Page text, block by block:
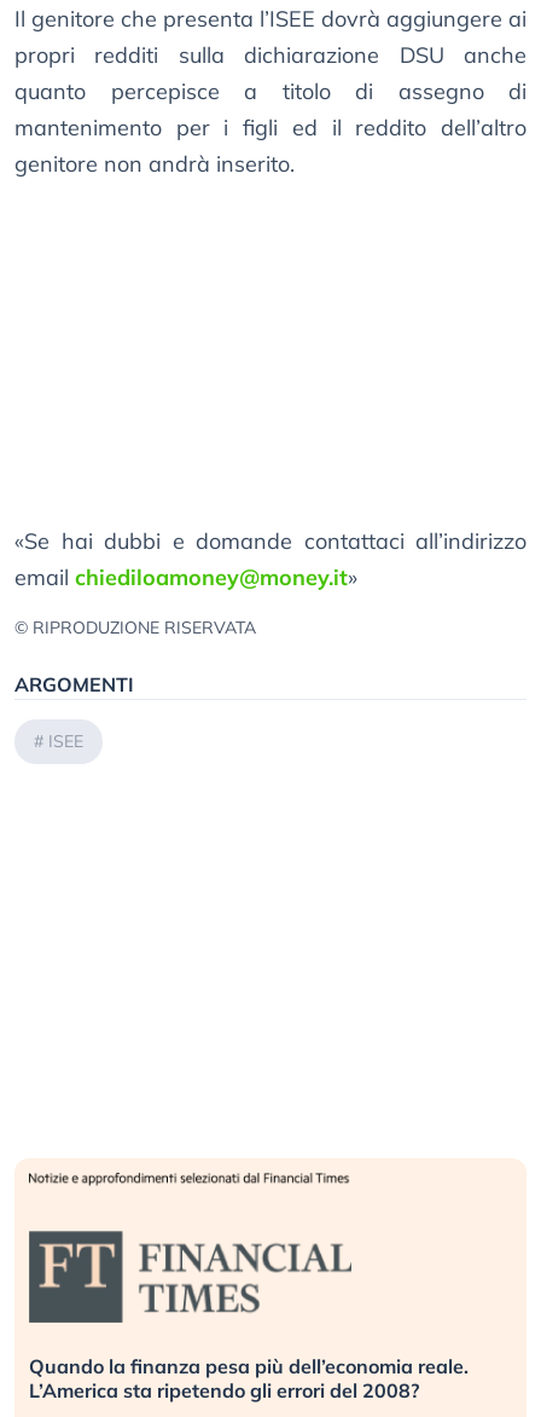
Il genitore che presenta l’ISEE dovrà aggiungere ai
propri redditi sulla dichiarazione DSU anche
quanto percepisce a titolo di assegno di
mantenimento per i figli ed il reddito dell’altro
genitore non andrà inserito.
«Se hai dubbi e domande contattaci all’indirizzo
email chiediloamoney@money.it»
© RIPRODUZIONE RISERVATA
ARGOMENTI
# ISEE
Quando la finanza pesa più dell’economia reale.
L’America sta ripetendo gli errori del 2008?